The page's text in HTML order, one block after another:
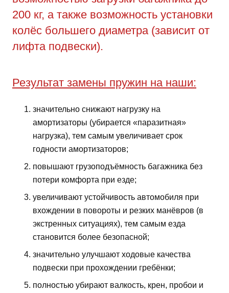
200 кг, а также возможность установки
колёс большего диаметра (зависит от
лифта подвески).
Результат замены пружин на наши:
значительно снижают нагрузку на
амортизаторы (убирается «паразитная»
нагрузка), тем самым увеличивает срок
годности амортизаторов;
повышают грузоподъёмность багажника без
потери комфорта при езде;
увеличивают устойчивость автомобиля при
вхождении в повороты и резких манёвров (в
экстренных ситуациях), тем самым езда
становится более безопасной;
значительно улучшают ходовые качества
подвески при прохождении гребёнки;
полностью убирают валкость, крен, пробои и